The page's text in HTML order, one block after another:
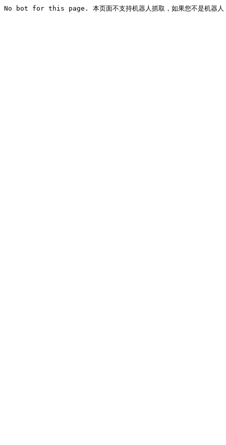
No bot for this page. 本页面不支持机器人抓取，如果您不是机器人，